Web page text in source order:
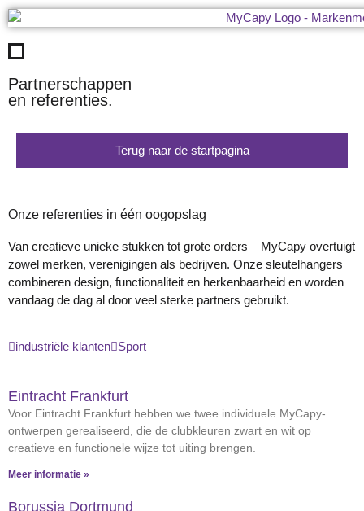
Partnerschappen
en referenties.
Terug naar de startpagina
Onze referenties in één oogopslag
Van creatieve unieke stukken tot grote orders – MyCapy overtuigt
zowel merken, verenigingen als bedrijven. Onze sleutelhangers
combineren design, functionaliteit en herkenbaarheid en worden
vandaag de dag al door veel sterke partners gebruikt.
industriële klanten Sport
Eintracht Frankfurt
Voor Eintracht Frankfurt hebben we twee individuele MyCapy-
ontwerpen gerealiseerd, die de clubkleuren zwart en wit op
creatieve en functionele wijze tot uiting brengen.
Meer informatie »
Borussia Dortmund